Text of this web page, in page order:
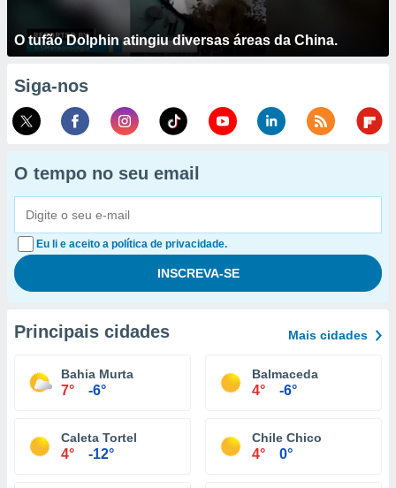
O tufão Dolphin atingiu diversas áreas da China.
Siga-nos
O tempo no seu email
Eu li e aceito a política de privacidade.
Principais cidades Mais cidades
Bahia Murta
7° -6°
Balmaceda
4° -6°
Caleta Tortel
4° -12°
Chile Chico
4° 0°